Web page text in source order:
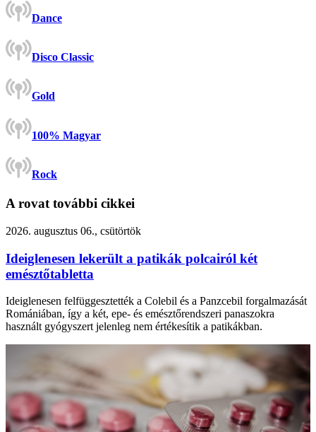
Dance
Disco Classic
Gold
100% Magyar
Rock
A rovat további cikkei
2026. augusztus 06., csütörtök
Ideiglenesen lekerült a patikák polcairól két
emésztőtabletta
Ideiglenesen felfüggesztették a Colebil és a Panzcebil forgalmazását
Romániában, így a két, epe- és emésztőrendszeri panaszokra
használt gyógyszert jelenleg nem értékesítik a patikákban.